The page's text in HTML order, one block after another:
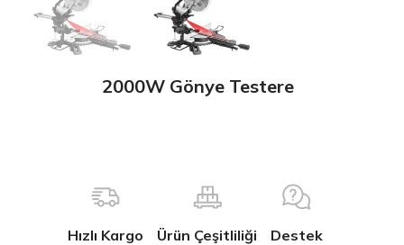
2000W Gönye Testere
Hızlı Kargo Ürün Çeşitliliği Destek